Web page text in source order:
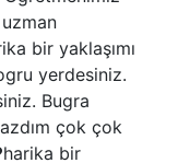
bir yaklaşımı
yerdesiniz.
Bugra
çok çok
bir